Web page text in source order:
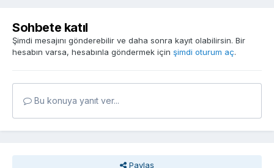
Sohbete katıl
Şimdi mesajını gönderebilir ve daha sonra kayıt olabilirsin. Bir
hesabın varsa, hesabınla göndermek için şimdi oturum aç.
Bu konuya yanıt ver...
Paylaş